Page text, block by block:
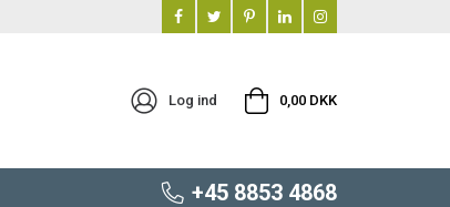
Log ind 0,00 DKK
+45 8853 4868